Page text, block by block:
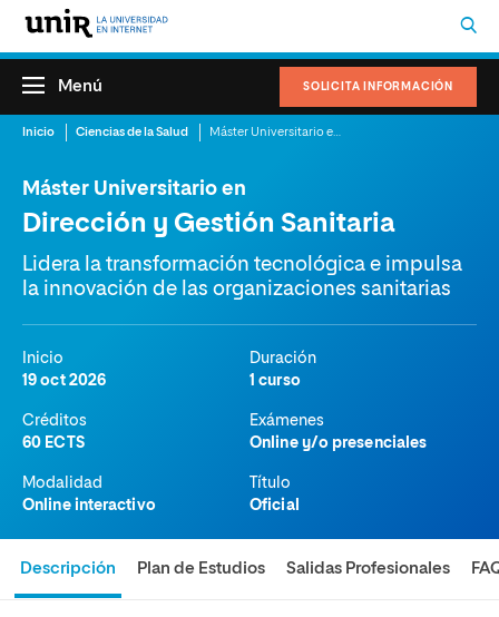
SOLICITA INFORMACIÓN
Menú
Inicio Ciencias de la Salud
Máster Universitario en
Dirección y Gestión Sanitaria
Lidera la transformación tecnológica e impulsa
la innovación de las organizaciones sanitarias
Inicio
19 oct 2026
Duración
1 curso
Créditos
60 ECTS
Exámenes
Online y/o presenciales
Modalidad
Online interactivo
Título
Oficial
Descripción Plan de Estudios Salidas Profesionales